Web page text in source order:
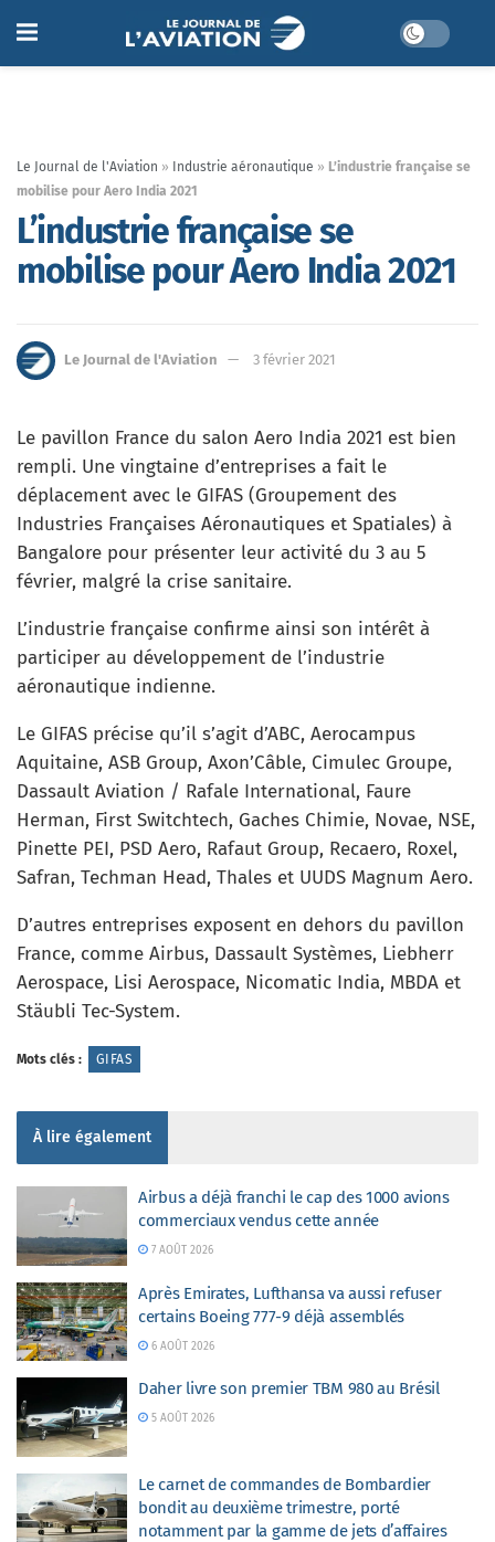
Le Journal de l'Aviation » Industrie aéronautique » L’industrie française se
mobilise pour Aero India 2021
L’industrie française se
mobilise pour Aero India 2021
Le Journal de l'Aviation 3 février 2021
Le pavillon France du salon Aero India 2021 est bien
rempli. Une vingtaine d’entreprises a fait le
déplacement avec le GIFAS (Groupement des
Industries Françaises Aéronautiques et Spatiales) à
Bangalore pour présenter leur activité du 3 au 5
février, malgré la crise sanitaire.
L’industrie française confirme ainsi son intérêt à
participer au développement de l’industrie
aéronautique indienne.
Le GIFAS précise qu’il s’agit d’ABC, Aerocampus
Aquitaine, ASB Group, Axon’Câble, Cimulec Groupe,
Dassault Aviation / Rafale International, Faure
Herman, First Switchtech, Gaches Chimie, Novae, NSE,
Pinette PEI, PSD Aero, Rafaut Group, Recaero, Roxel,
Safran, Techman Head, Thales et UUDS Magnum Aero.
D’autres entreprises exposent en dehors du pavillon
France, comme Airbus, Dassault Systèmes, Liebherr
Aerospace, Lisi Aerospace, Nicomatic India, MBDA et
Stäubli Tec-System.
Mots clés : GIFAS
À lire également
Airbus a déjà franchi le cap des 1000 avions
commerciaux vendus cette année
7 AOÛT 2026
Après Emirates, Lufthansa va aussi refuser
certains Boeing 777-9 déjà assemblés
6 AOÛT 2026
Daher livre son premier TBM 980 au Brésil
5 AOÛT 2026
Le carnet de commandes de Bombardier
bondit au deuxième trimestre, porté
notamment par la gamme de jets d’affaires